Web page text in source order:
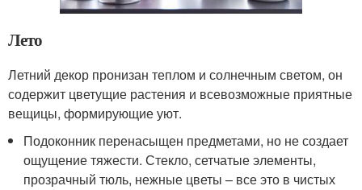
Лето
Летний декор пронизан теплом и солнечным светом, он
содержит цветущие растения и всевозможные приятные
вещицы, формирующие уют.
Подоконник перенасыщен предметами, но не создает
ощущение тяжести. Стекло, сетчатые элементы,
прозрачный тюль, нежные цветы – все это в чистых